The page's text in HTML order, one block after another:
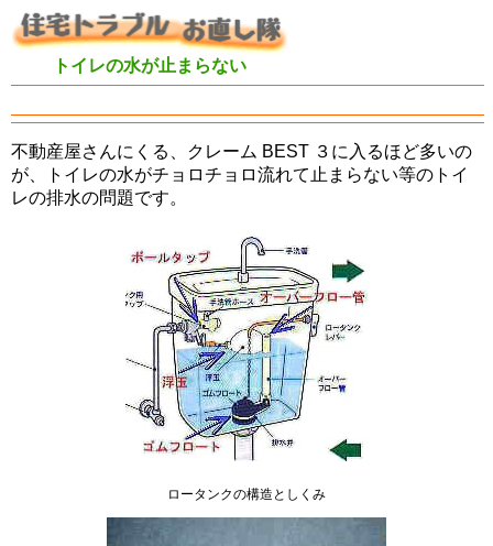
トイレの水が止まらない
不動産屋さんにくる、クレーム BEST ３に入るほど多いの
が、トイレの水がチョロチョロ流れて止まらない等のトイ
レの排水の問題です。
ロータンクの構造としくみ